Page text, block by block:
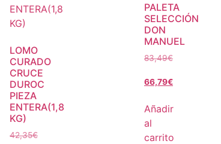
LOMO
CURADO
CRUCE
DUROC
PIEZA
ENTERA(1,8
KG)
42,35€
PALETA
SELECCIÓN
DON
MANUEL
83,49€
66,79€
Añadir
al
carrito